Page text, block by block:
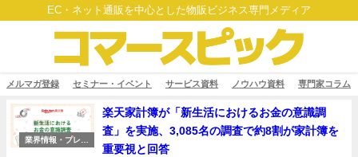
EC・ネット通販を中心とした物販ビジネス専門メディア
メルマガ登録 セミナー・イベント サービス資料 ノウハウ資料 専門家コラム
業界情報・プレス
楽天家計簿が「新生活におけるお金の意識調
査」を実施、3,085名の調査で約8割が家計簿を
重要視と回答